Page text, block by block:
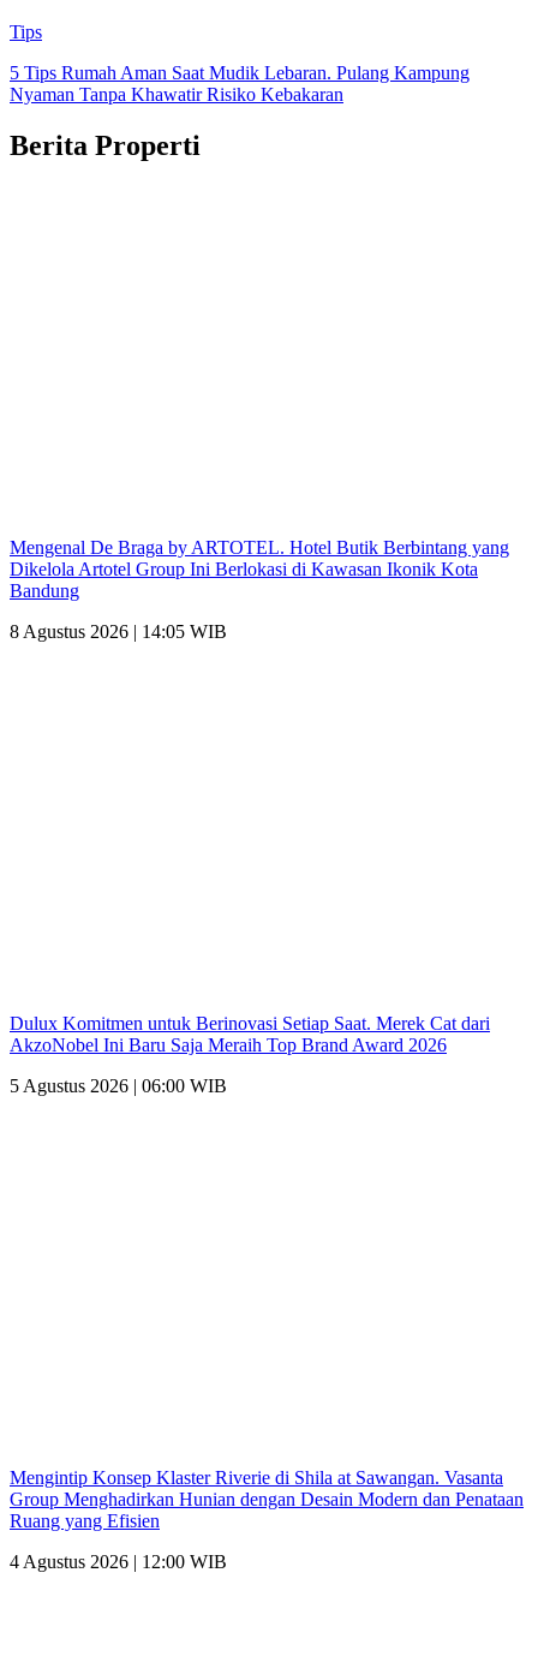
Tips
5 Tips Rumah Aman Saat Mudik Lebaran. Pulang Kampung
Nyaman Tanpa Khawatir Risiko Kebakaran
Berita Properti
Mengenal De Braga by ARTOTEL. Hotel Butik Berbintang yang
Dikelola Artotel Group Ini Berlokasi di Kawasan Ikonik Kota
Bandung
8 Agustus 2026 | 14:05 WIB
Dulux Komitmen untuk Berinovasi Setiap Saat. Merek Cat dari
AkzoNobel Ini Baru Saja Meraih Top Brand Award 2026
5 Agustus 2026 | 06:00 WIB
Mengintip Konsep Klaster Riverie di Shila at Sawangan. Vasanta
Group Menghadirkan Hunian dengan Desain Modern dan Penataan
Ruang yang Efisien
4 Agustus 2026 | 12:00 WIB